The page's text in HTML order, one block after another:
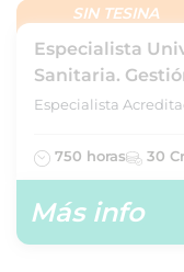
SIN TESINA
Especialista
Sanitaria.
Especialista
750 horas 30
Más info